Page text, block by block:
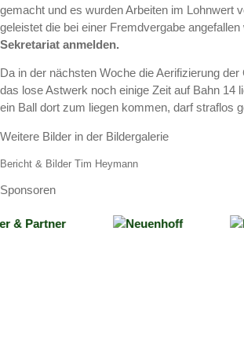
gemacht und es wurden Arbeiten im Lohnwert
geleistet die bei einer Fremdvergabe angefallen
Sekretariat anmelden.
Da in der nächsten Woche die Aerifizierung
das lose Astwerk noch einige Zeit auf Bahn 14
ein Ball dort zum liegen kommen, darf straflos
Weitere Bilder in der Bildergalerie
Bericht & Bilder Tim Heymann
Sponsoren